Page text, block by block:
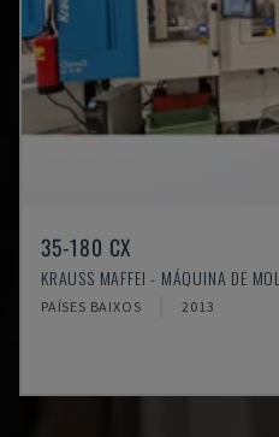
35-180 CX
PAÍSES BAIXOS 2013